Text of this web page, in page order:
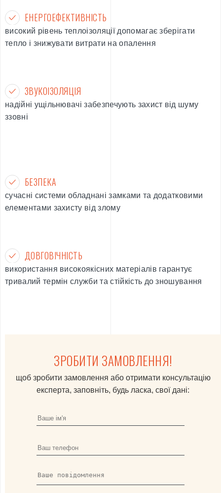
ЕНЕРГОЕФЕКТИВНІСТЬ
високий рівень теплоізоляції допомагає зберігати
тепло і знижувати витрати на опалення
ЗВУКОІЗОЛЯЦІЯ
надійні ущільнювачі забезпечують захист від шуму
ззовні
БЕЗПЕКА
сучасні системи обладнані замками та додатковими
елементами захисту від злому
ДОВГОВІЧНІСТЬ
використання високоякісних матеріалів гарантує
тривалий термін служби та стійкість до зношування
ЗРОБИТИ ЗАМОВЛЕННЯ!
щоб зробити замовлення або отримати консультацію
експерта, заповніть, будь ласка, свої дані: